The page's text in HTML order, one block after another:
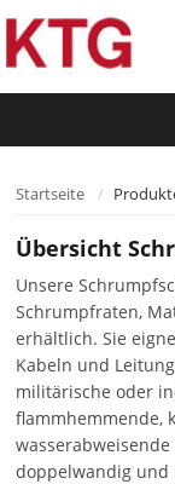
Startseite
Übersicht
Unsere
Schrumpfraten,
erhältlich. Sie
Kabeln und
militärische oder
flammhemmende,
doppelwandig